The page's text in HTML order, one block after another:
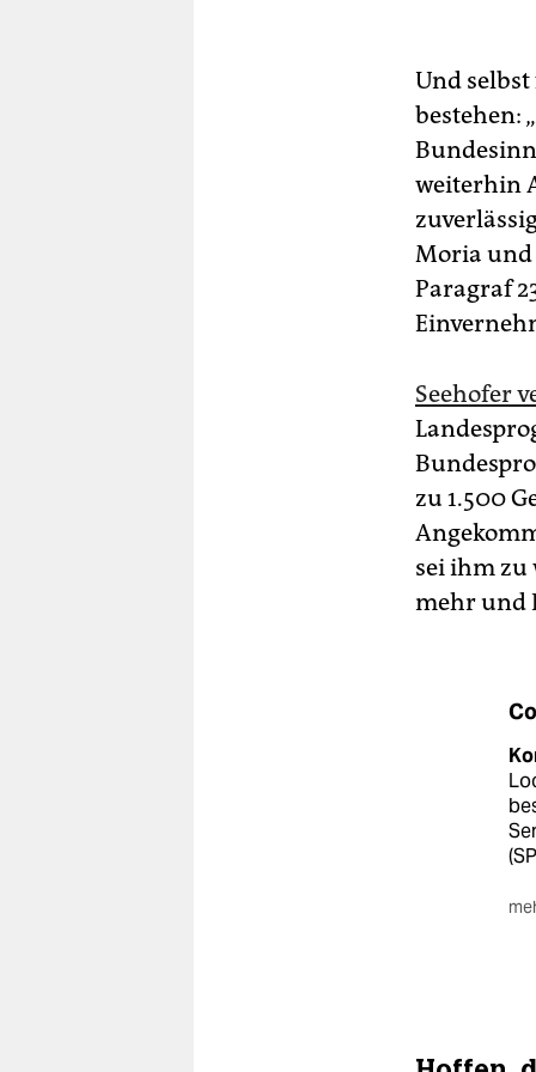
Und
bestehen:
weiterhin
Moria und
Paragraf
Seehofer
zu 1.500
sei ihm zu
mehr und